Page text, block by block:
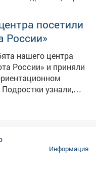
посетили
России»
России» и приняли
и стране,
и какую пользу
подробно
навыками
в этой важной
Информация